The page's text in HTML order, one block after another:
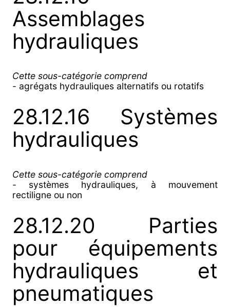
Assemblages
hydrauliques
Cette sous-catégorie comprend
- agrégats hydrauliques alternatifs ou rotatifs
28.12.16 Systèmes
hydrauliques
Cette sous-catégorie comprend
- systèmes hydrauliques, à mouvement
rectiligne ou non
28.12.20 Parties
pour équipements
hydrauliques et
pneumatiques